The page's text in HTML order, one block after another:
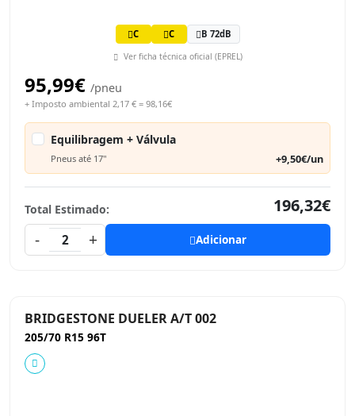
C C B 72dB
Ver ficha técnica oficial (EPREL)
95,99€ /pneu
+ Imposto ambiental 2,17 € = 98,16€
Equilibragem + Válvula
Pneus até 17" +9,50€/un
Total Estimado:
196,32€
-
2 + Adicionar
BRIDGESTONE DUELER A/T 002
205/70 R15 96T